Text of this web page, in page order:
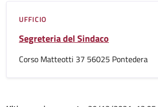
UFFICIO
Segreteria del Sindaco
Corso Matteotti 37 56025 Pontedera